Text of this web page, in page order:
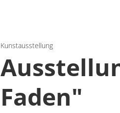
Kunstausstellung
Faden"